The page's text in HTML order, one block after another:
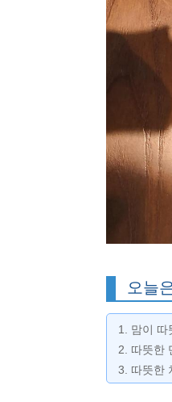
오늘
1. 맘이 따
2. 따뜻한
3. 따뜻한